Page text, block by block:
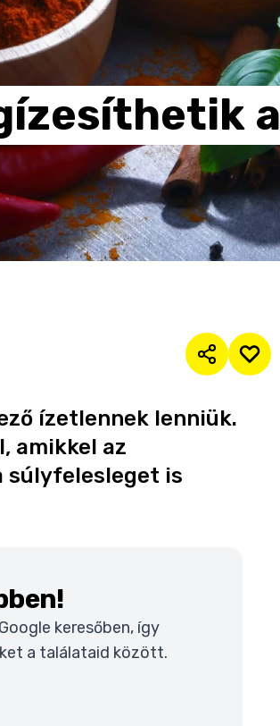
a
ízetlennek lenniük.
amikkel az
súlyfelesleget is
keresőben, így
a találataid között.